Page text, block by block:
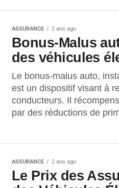
ASSURANCE 2 ans ago
Bonus-Malus
des véhicules
Le bonus-malus auto,
est un dispositif visant à
conducteurs. Il
par des réductions de
ASSURANCE 2 ans ago
Le Prix des